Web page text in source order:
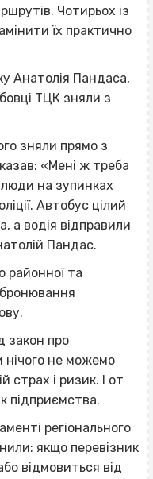
Чотирьох із
їх практично
Анатолія Пандаса,
ТЦК зняли з
зняли прямо з
«Мені ж треба
люди на зупинках
Автобус цілий
а водія відправили
Пандас.
районної та
бронювання
закон про
не можемо
страх і ризик. І от
підприємства.
регіонального
якщо перевізник
відмовиться від